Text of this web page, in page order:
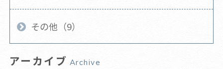
その他（9）
アーカイブ Archive